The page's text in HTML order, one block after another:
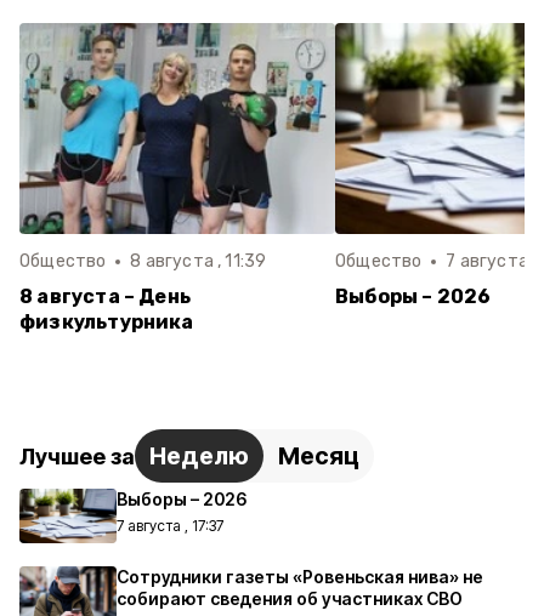
Общество 8 августа , 11:39
8 августа – День
физкультурника
Общество 7 августа ,
Выборы – 2026
Лучшее за Неделю Месяц
Выборы – 2026
7 августа , 17:37
Сотрудники газеты «Ровеньская нива» не
собирают сведения об участниках СВО